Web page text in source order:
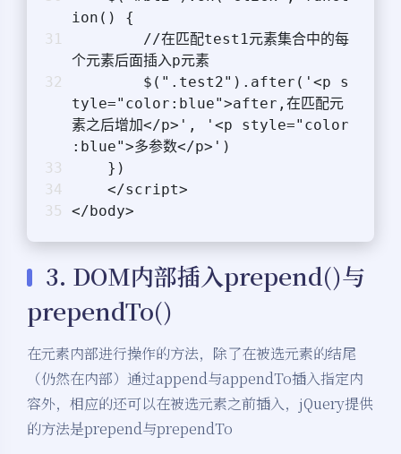
ion() {
个元素后面插入p元素
tyle="color:blue">after,在匹配元
素之后增加</p>', '<p style="color
:blue">多参数</p>')
    })
    </script>
</body>
3. DOM内部插入prepend()与
prependTo()
在元素内部进行操作的方法，除了在被选元素的结尾
（仍然在内部）通过append与appendTo插入指定内
容外，相应的还可以在被选元素之前插入，jQuery提供
的方法是prepend与prependTo